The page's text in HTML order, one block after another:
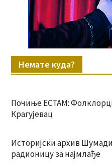
Немате куда?
Почиње ЕСТАМ:
Крагујевац
Историјски архив
радионицу за најмлађе